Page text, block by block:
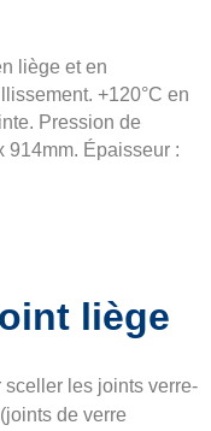
liège et en
+120°C en
Pression de
914mm. Épaisseur :
liège
les joints verre-
de verre